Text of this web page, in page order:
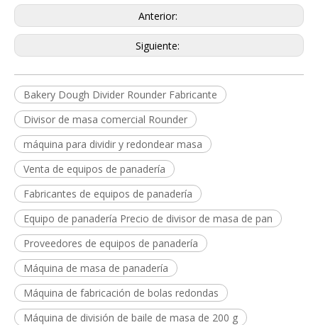
Anterior:
Siguiente:
Bakery Dough Divider Rounder Fabricante
Divisor de masa comercial Rounder
máquina para dividir y redondear masa
Venta de equipos de panadería
Fabricantes de equipos de panadería
Equipo de panadería Precio de divisor de masa de pan
Proveedores de equipos de panadería
Máquina de masa de panadería
Máquina de fabricación de bolas redondas
Máquina de división de baile de masa de 200 g